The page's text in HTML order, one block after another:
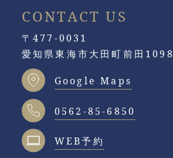
CONTACT US
〒477-0031
愛知県東海市大田町前田1098
Google Maps
0562-85-6850
WEB予約